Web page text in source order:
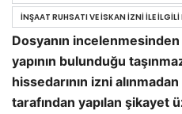
Dosyanın
yapının bulunduğu
hissedarının izni alınmadan
tarafından yapılan şikayet
İNŞAAT RUHSATI VE İSKAN İZNI ILE